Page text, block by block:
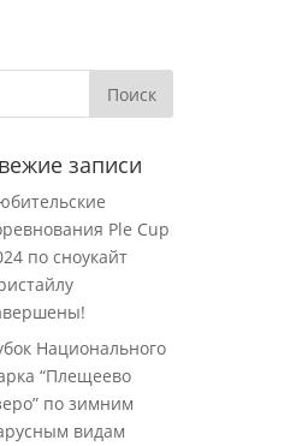
записи
Ple Cup
по сноукайт
Национального
“Плещеево
по зимним
видам